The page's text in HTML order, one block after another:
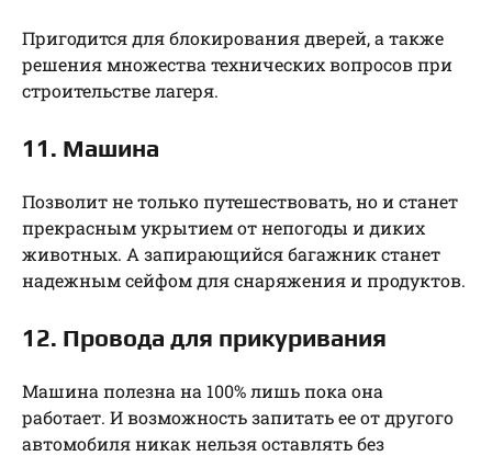
Пригодится для блокирования дверей, а также
решения множества технических вопросов при
строительстве лагеря.
11. Машина
Позволит не только путешествовать, но и станет
прекрасным укрытием от непогоды и диких
животных. А запирающийся багажник станет
надежным сейфом для снаряжения и продуктов.
12. Провода для прикуривания
Машина полезна на 100% лишь пока она
работает. И возможность запитать ее от другого
автомобиля никак нельзя оставлять без